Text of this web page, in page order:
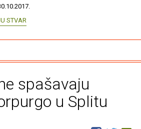
STVAR
spašavaju
u Splitu